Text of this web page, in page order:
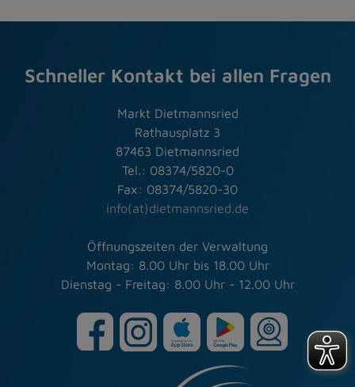
Schneller Kontakt bei allen Fragen
Markt Dietmannsried
Rathausplatz 3
87463 Dietmannsried
Tel.: 08374/5820-0
Fax: 08374/5820-30
info(at)dietmannsried.de
Öffnungszeiten der Verwaltung
Montag: 8.00 Uhr bis 18.00 Uhr
Dienstag - Freitag: 8.00 Uhr - 12.00 Uhr